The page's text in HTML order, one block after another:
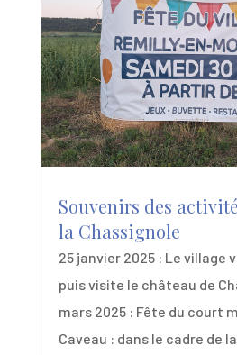
Souvenirs des
la Chassignole
25 janvier 2025 : Le village
puis visite le château de
mars 2025 : Fête du court
Caveau : dans le cadre de